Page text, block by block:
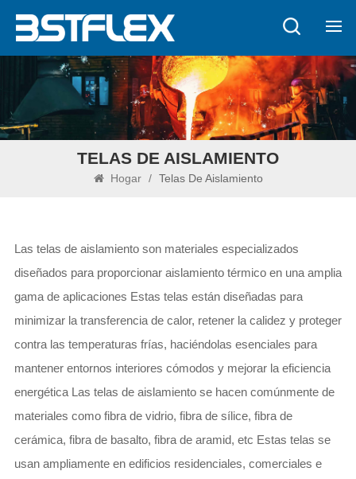
TELAS DE AISLAMIENTO
Hogar / Telas De Aislamiento
Las telas de aislamiento son materiales especializados
diseñados para proporcionar aislamiento térmico en una amplia
gama de aplicaciones Estas telas están diseñadas para
minimizar la transferencia de calor, retener la calidez y proteger
contra las temperaturas frías, haciéndolas esenciales para
mantener entornos interiores cómodos y mejorar la eficiencia
energética Las telas de aislamiento se hacen comúnmente de
materiales como fibra de vidrio, fibra de sílice, fibra de
cerámica, fibra de basalto, fibra de aramid, etc Estas telas se
usan ampliamente en edificios residenciales, comerciales e